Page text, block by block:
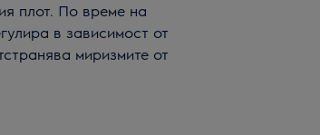
плот. По време на
в зависимост от
миризмите от